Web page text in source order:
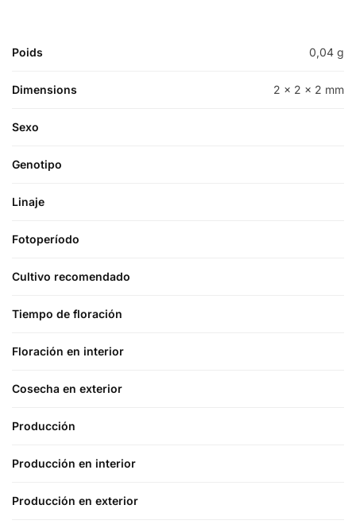
Poids 0,04 g
Dimensions 2 × 2 × 2 mm
Sexo
Genotipo
Linaje
Fotoperíodo
Cultivo recomendado
Tiempo de floración
Floración en interior
Cosecha en exterior
Producción
Producción en interior
Producción en exterior